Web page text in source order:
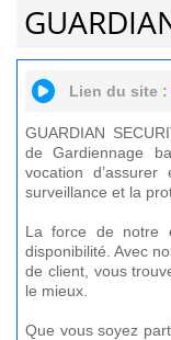
Lien du site :
GUARDIAN
de Gardiennage
vocation
surveillance et la
La force de notre
disponibilité. Avec
de client, vous
le mieux.
Que vous soyez